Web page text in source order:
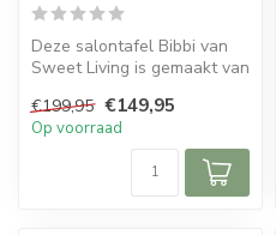
Deze salontafel Bibbi van
Sweet Living is gemaakt van
€199,95 €149,95
Op voorraad